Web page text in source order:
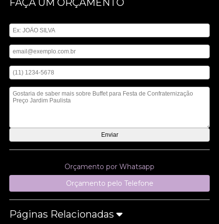
FAÇA UM ORÇAMENTO
Orçamento por Whatsapp
Orçamento pelo Telefone
Páginas Relacionadas